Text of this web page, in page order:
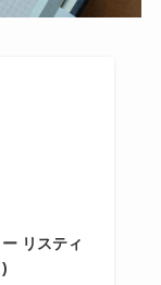
リスティ